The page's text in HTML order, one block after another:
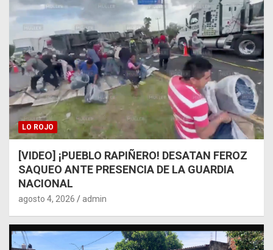
LO ROJO
[VIDEO] ¡PUEBLO RAPIÑERO! DESATAN FEROZ
SAQUEO ANTE PRESENCIA DE LA GUARDIA
NACIONAL
agosto 4, 2026 admin